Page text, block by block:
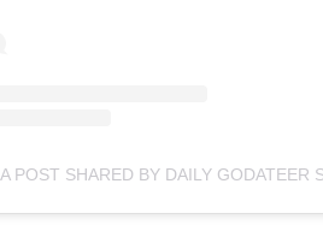
A POST SHARED BY DAILY GODATEER